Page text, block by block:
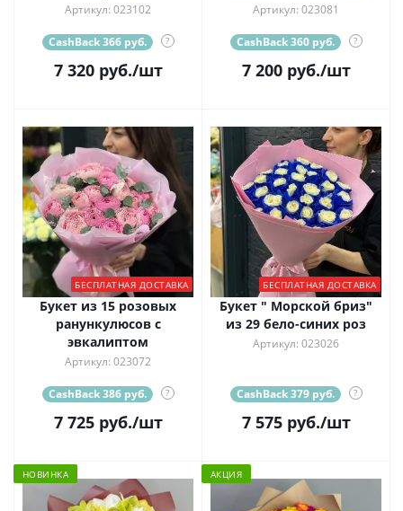
Артикул: 023102
CashBack 366 руб. ?
7 320руб./шт
Артикул: 023081
CashBack 360 руб. ?
7 200руб./шт
БЕСПЛАТНАЯ ДОСТАВКА
Букет из 15 розовых
ранункулюсов с
эвкалиптом
Артикул: 023072
CashBack 386 руб. ?
7 725руб./шт
БЕСПЛАТНАЯ ДОСТАВКА
Букет " Морской бриз"
из 29 бело-синих роз
Артикул: 023026
CashBack 379 руб. ?
7 575руб./шт
НОВИНКА АКЦИЯ